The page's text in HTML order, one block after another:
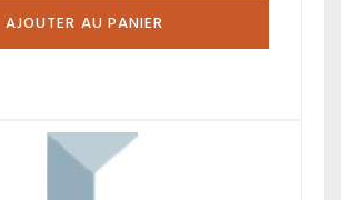
AJOUTER AU PANIER